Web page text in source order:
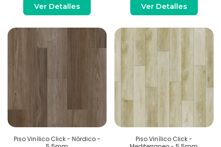
Ver Detalles Ver Detalles
Piso Vinílico Click - Nórdico -
Piso Vinílico Click -